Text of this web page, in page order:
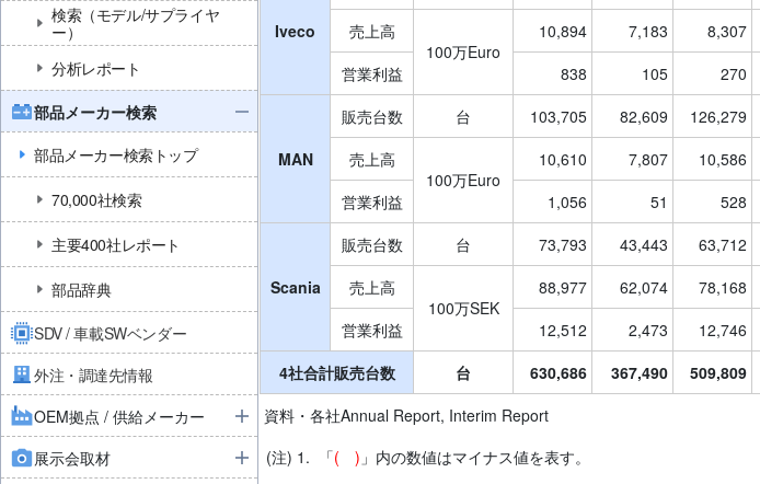
検索（モデル/サプライヤ
ー）
分析レポート
部品メーカー検索
部品メーカー検索トップ
70,000社検索
主要400社レポート
部品辞典
SDV / 車載SWベンダー
外注・調達先情報
OEM拠点 / 供給メーカー
展示会取材
Iveco
売上高
100万Euro
10,894 7,183 8,307
営業利益
838 105 270
MAN
販売台数 台 103,705 82,609 126,279
売上高
100万Euro
10,610 7,807 10,586
営業利益
1,056 51 528
Scania
販売台数 台 73,793 43,443 63,712
売上高
100万SEK
88,977 62,074 78,168
営業利益
12,512 2,473 12,746
4社合計販売台数
台 630,686 367,490 509,809
資料・各社Annual Report, Interim Report
(注) 1.
「( ) 」内の数値はマイナス値を表す。